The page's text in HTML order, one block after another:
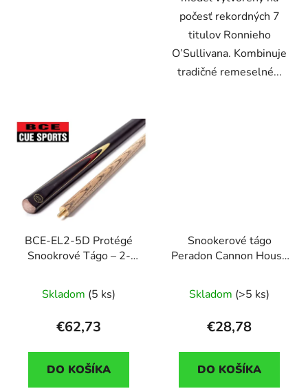
počesť rekordných 7
titulov Ronnieho
O’Sullivana. Kombinuje
tradičné remeselné...
BCE-EL2-5D Protégé
Snookrové Tágo – 2-
Skladom (5 ks)
€62,73
DO KOŠÍKA
Snookerové tágo
Peradon Cannon House
Skladom (>5 ks)
€28,78
DO KOŠÍKA